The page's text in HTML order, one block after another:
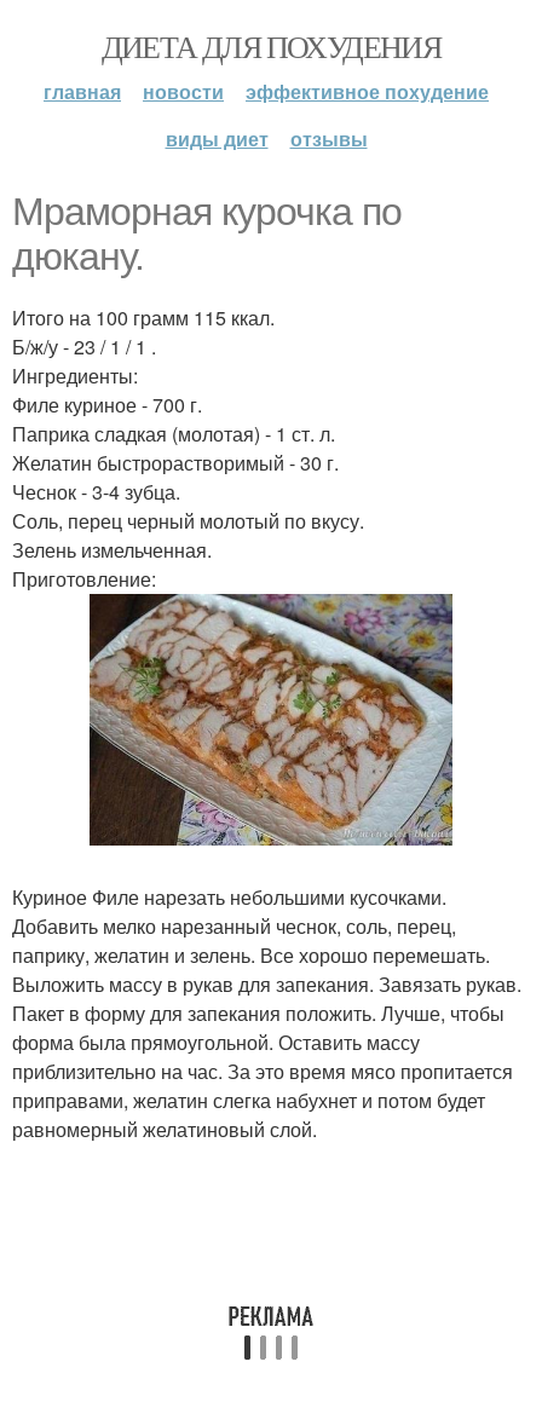
ДИЕТА ДЛЯ ПОХУДЕНИЯ
главная новости
эффективное похудение
виды диет
отзывы
Мраморная курочка по
дюкану.
Итого на 100 грамм 115 ккал.
Б/ж/у - 23 / 1 / 1 .
Ингредиенты:
Филе куриное - 700 г.
Паприка сладкая (молотая) - 1 ст. л.
Желатин быстрорастворимый - 30 г.
Чеснок - 3-4 зубца.
Соль, перец черный молотый по вкусу.
Зелень измельченная.
Приготовление:
Куриное Филе нарезать небольшими кусочками.
Добавить мелко нарезанный чеснок, соль, перец,
паприку, желатин и зелень. Все хорошо перемешать.
Выложить массу в рукав для запекания. Завязать рукав.
Пакет в форму для запекания положить. Лучше, чтобы
форма была прямоугольной. Оставить массу
приблизительно на час. За это время мясо пропитается
приправами, желатин слегка набухнет и потом будет
равномерный желатиновый слой.